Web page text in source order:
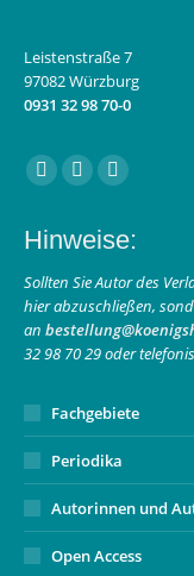
Leistenstraße 7
97082 Würzburg
0931 32 98 70-0
Finden Sie uns auf:
Facebook
opens
in
new
window
Instagram
opens
in
new
window
E-
page
opens
in
new
window
Hinweise:
Sollten Sie Autor des
hier abzuschließen,
an
32 98 70 29 oder
Fachgebiete
Periodika
Autorinnen und
Open Access